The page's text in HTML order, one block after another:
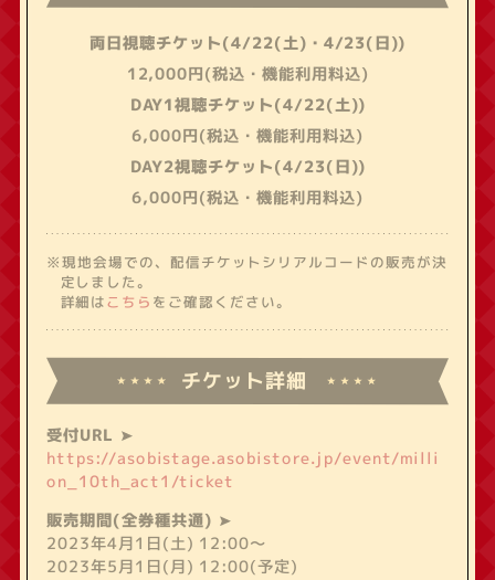
両日視聴チケット(4/22(土)・4/23(日))
12,000円(税込・機能利用料込)
DAY1視聴チケット(4/22(土))
6,000円(税込・機能利用料込)
DAY2視聴チケット(4/23(日))
6,000円(税込・機能利用料込)
※現地会場での、配信チケットシリアルコードの販売が決
定しました。
詳細はこちら をご確認ください。
チケット詳細
受付URL
https://asobistage.asobistore.jp/event/milli
on_10th_act1/ticket
販売期間(全券種共通)
2023年4月1日(土) 12:00～
2023年5月1日(月) 12:00(予定)